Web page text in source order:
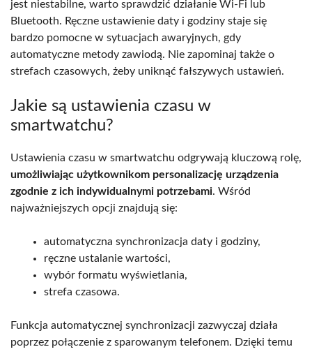
jest niestabilne, warto sprawdzić działanie Wi-Fi lub
Bluetooth. Ręczne ustawienie daty i godziny staje się
bardzo pomocne w sytuacjach awaryjnych, gdy
automatyczne metody zawiodą. Nie zapominaj także o
strefach czasowych, żeby uniknąć fałszywych ustawień.
Jakie są ustawienia czasu w
smartwatchu?
Ustawienia czasu w smartwatchu odgrywają kluczową rolę,
umożliwiając użytkownikom personalizację urządzenia
zgodnie z ich indywidualnymi potrzebami. Wśród
najważniejszych opcji znajdują się:
automatyczna synchronizacja daty i godziny,
ręczne ustalanie wartości,
wybór formatu wyświetlania,
strefa czasowa.
Funkcja automatycznej synchronizacji zazwyczaj działa
poprzez połączenie z sparowanym telefonem. Dzięki temu